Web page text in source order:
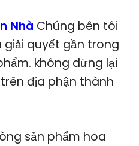
Nhà Chúng bên tôi
giải quyết gần trong
không dừng lại
địa phận thành
sản phẩm hoa